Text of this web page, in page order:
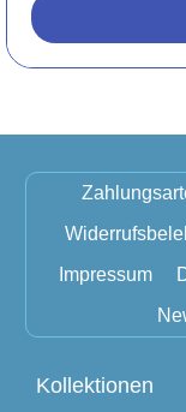
Impressum
Kollektionen